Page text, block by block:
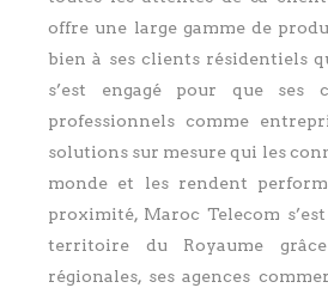
offre une large gamme de
bien à ses clients résidentiels
s’est engagé pour que ses
professionnels comme
solutions sur mesure qui les
monde et les rendent
proximité, Maroc Telecom
territoire du Royaume
régionales, ses agences